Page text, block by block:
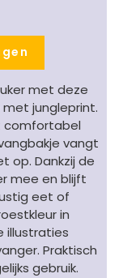
met deze
jungleprint.
comfortabel
vangt
op. Dankzij de
mee en blijft
eet of
in
illustraties
Praktisch
gebruik.